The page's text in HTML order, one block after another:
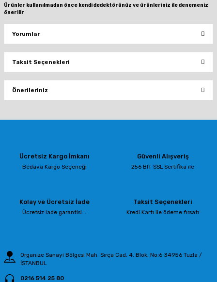
Ürünler kullanılmadan önce kendi dedektörünüz ve ürünleriniz ile denemeniz
önerilir
Yorumlar
Bu ürüne ilk yorumu siz yapın!
Yorum Yaz
Taksit Seçenekleri
Önerileriniz
Ürün resmi kalitesiz, bozuk veya görüntülenemiyor.
Ürün fiyatı diğer sitelerden daha pahalı.
Ücretsiz Kargo İmkanı
Bedava Kargo Seçeneği
Güvenli Alışveriş
256 BIT SSL Sertifika ile
Kolay ve Ücretsiz İade
Ücretsiz iade garantisi...
Taksit Seçenekleri
Kredi Kartı ile ödeme fırsatı
Organize Sanayi Bölgesi Mah. Sırça Cad. 4. Blok, No:6 34956 Tuzla /
İSTANBUL
0216 514 25 80